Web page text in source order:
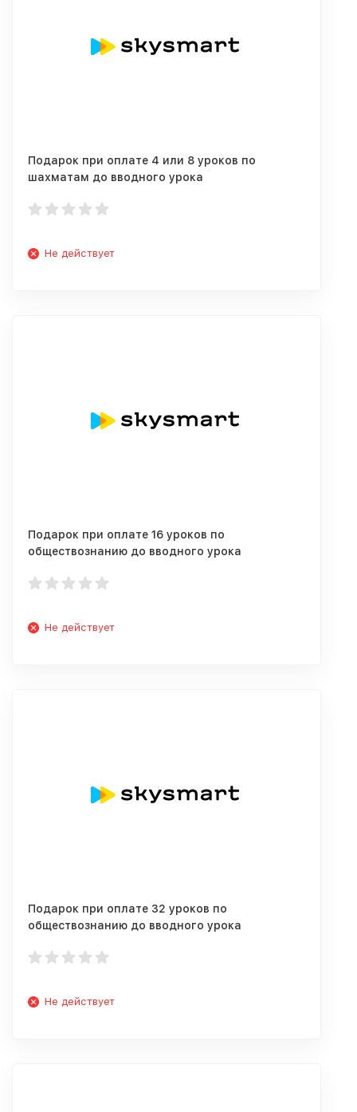
Подарок при оплате 4 или 8 уроков по
шахматам до вводного урока
Не действует
Подарок при оплате 16 уроков по
обществознанию до вводного урока
Не действует
Подарок при оплате 32 уроков по
обществознанию до вводного урока
Не действует